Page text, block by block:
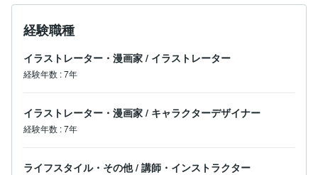
経験職種
イラストレーター・漫画家 / イラストレーター
経験年数 :7年
イラストレーター・漫画家 / キャラクターデザイナー
経験年数 :7年
ライフスタイル・その他 / 講師・インストラクター